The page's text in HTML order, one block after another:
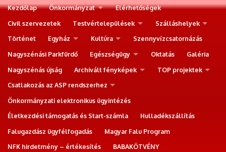
Kezdőlap Önkormányzat
Elérhetőségek
Civil szervezetek
Testvértelepülések
Szálláshelyek
Történet
Egyház Kultúra
Szennyvízcsatornázás
Nagyszénási Parkfürdő
Egészségügy Oktatás
Galéria
Nagyszénás újság
Archivált fényképek
TOP projektek
Csatlakozás az ASP rendszerhez
Önkormányzati elektronikus ügyintézés
Életkezdési támogatás és Start-számla
Hulladékszállítás
Falugazdász ügyfélfogadás
Magyar Falu Program
NFK hirdetmény – értékesítés
BABAKÖTVÉNY